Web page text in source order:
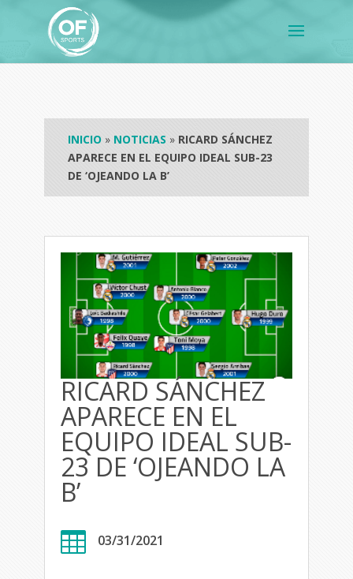
INICIO » NOTICIAS » RICARD SÁNCHEZ
APARECE EN EL EQUIPO IDEAL SUB-23
DE ‘OJEANDO LA B’
RICARD SÁNCHEZ
APARECE EN EL
EQUIPO IDEAL SUB-
23 DE ‘OJEANDO LA
B’
 03/31/2021